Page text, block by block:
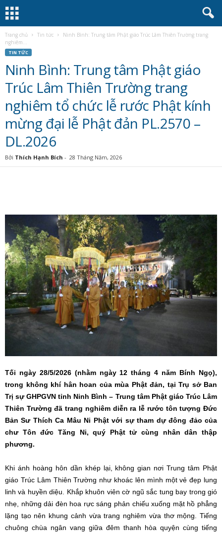
Trang chủ Tin tức
Ninh Bình: Trung tâm Phật giáo Trúc Lâm Thiên Trường trang
nghiêm...
TIN TỨC
Ninh Bình: Trung tâm Phật giáo
Trúc Lâm Thiên Trường trang
nghiêm tổ chức lễ rước Phật kính
mừng đại lễ Phật đản PL.2570 –
DL.2026
Bởi Thích Hạnh Bích - 28 Tháng Năm, 2026
Tối ngày 28/5/2026 (nhằm ngày 12 tháng 4 năm Bính Ngọ),
trong không khí hân hoan của mùa Phật đản, tại Trụ sở Ban
Trị sự GHPGVN tỉnh Ninh Bình – Trung tâm Phật giáo Trúc Lâm
Thiên Trường đã trang nghiêm diễn ra lễ rước tôn tượng Đức
Bản Sư Thích Ca Mâu Ni Phật với sự tham dự đông đảo của
chư Tôn đức Tăng Ni, quý Phật tử cùng nhân dân thập
phương.
Khi ánh hoàng hôn dần khép lại, không gian nơi Trung tâm Phật
giáo Trúc Lâm Thiên Trường như khoác lên mình một vẻ đẹp lung
linh và huyền diệu. Khắp khuôn viên cờ ngũ sắc tung bay trong gió
nhẹ, những dải đèn hoa rực sáng phản chiếu xuống mặt hồ phẳng
lặng tạo nên khung cảnh vừa trang nghiêm vừa thơ mộng. Tiếng
chuông chùa ngân vang giữa đêm thanh hòa quyện cùng tiếng